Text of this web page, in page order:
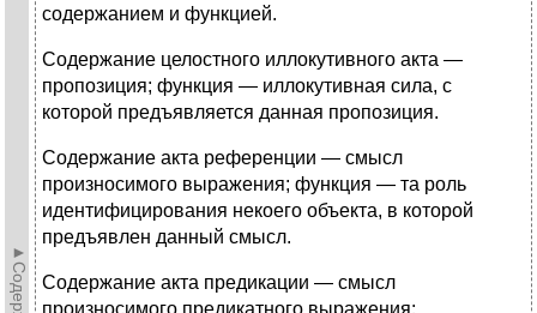
содержанием и функцией.
Содержание целостного иллокутивного акта —
пропозиция; функция — иллокутивная сила, с
которой предъявляется данная пропозиция.
Содержание акта референции — смысл
произносимого выражения; функция — та роль
идентифицирования некоего объекта, в которой
предъявлен данный смысл.
Содержание акта предикации — смысл